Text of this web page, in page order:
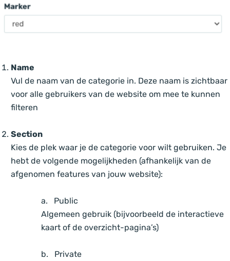
Name
Vul de naam van de categorie in. Deze naam is zichtbaar
voor alle gebruikers van de website om mee te kunnen
filteren
Section
Kies de plek waar je de categorie voor wilt gebruiken. Je
hebt de volgende mogelijkheden (afhankelijk van de
afgenomen features van jouw website):
a. Public
Algemeen gebruik (bijvoorbeeld de interactieve
kaart of de overzicht-pagina’s)
b. Private